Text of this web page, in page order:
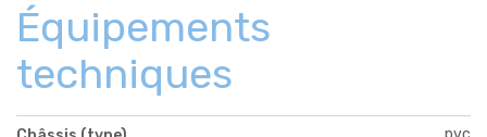
Équipements
techniques